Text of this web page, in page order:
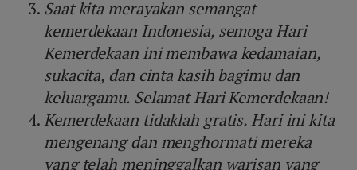
Saat kita merayakan semangat
kemerdekaan Indonesia, semoga Hari
Kemerdekaan ini membawa kedamaian,
sukacita, dan cinta kasih bagimu dan
keluargamu. Selamat Hari Kemerdekaan!
Kemerdekaan tidaklah gratis. Hari ini kita
mengenang dan menghormati mereka
yang telah meninggalkan warisan yang